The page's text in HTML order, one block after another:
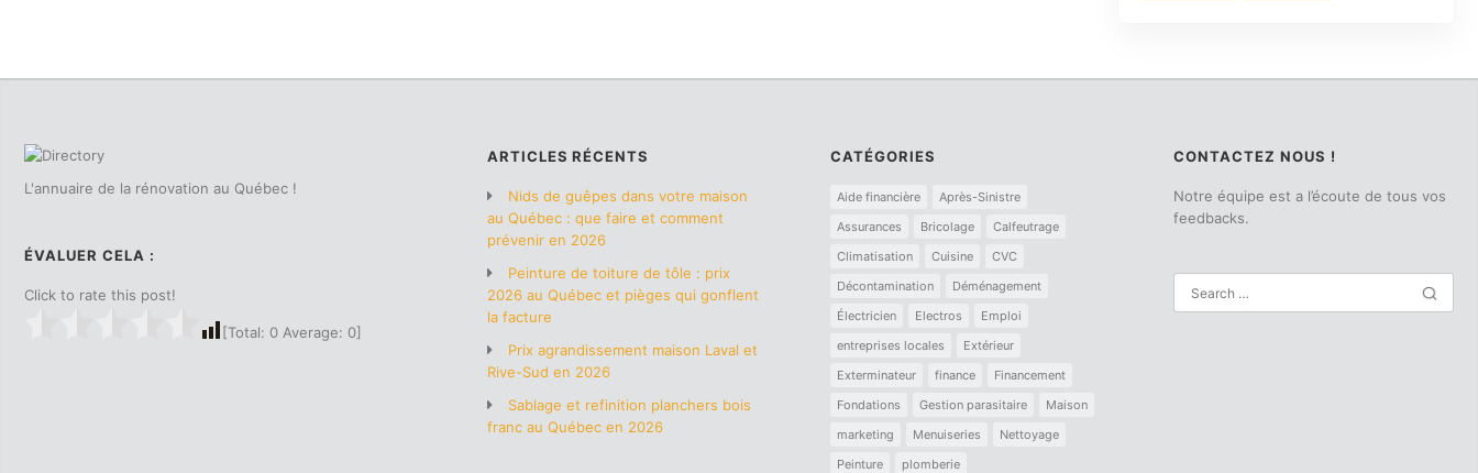
L'annuaire de la rénovation au Québec !
ÉVALUER CELA :
Click to rate this post!
[Total: 0 Average: 0]
ARTICLES RÉCENTS
Nids de guêpes dans votre maison
au Québec : que faire et comment
prévenir en 2026
Peinture de toiture de tôle : prix
2026 au Québec et pièges qui gonflent
la facture
Prix agrandissement maison Laval et
Rive-Sud en 2026
Sablage et refinition planchers bois
franc au Québec en 2026
CATÉGORIES
Aide financière
Après-Sinistre
Assurances
Bricolage
Calfeutrage
Climatisation
Cuisine
CVC
Décontamination
Déménagement
Électricien
Electros
Emploi
entreprises locales
Extérieur
Exterminateur
finance
Financement
Fondations
Gestion parasitaire
Maison
marketing
Menuiseries
Nettoyage
Peinture
plomberie
CONTACTEZ NOUS !
Notre équipe est a l’écoute de tous vos
feedbacks.